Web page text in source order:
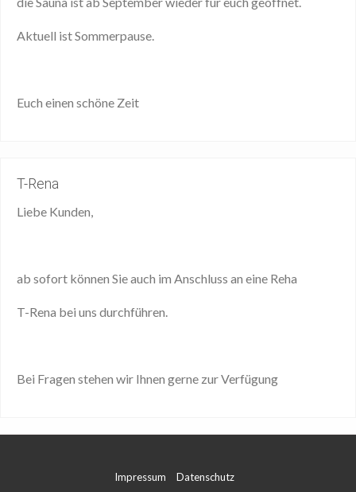
Aktuell ist Sommerpause.
Euch einen schöne Zeit
T-Rena
Liebe Kunden,
ab sofort können Sie auch im Anschluss an eine Reha
T-Rena bei uns durchführen.
Bei Fragen stehen wir Ihnen gerne zur Verfügung
Impressum Datenschutz